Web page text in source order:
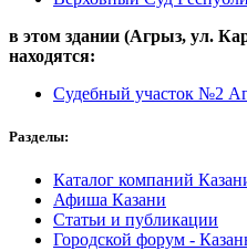
в этом здании (Агрыз, ул.
находятся:
Судебный участок №2
Разделы:
Каталог компаний
Афиша Казани
Статьи и публикации
Городской форум -